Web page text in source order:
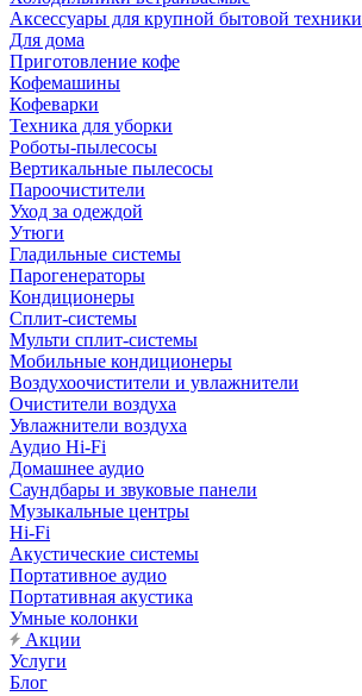
Аксессуары для крупной бытовой техники
Для дома
Приготовление кофе
Кофемашины
Кофеварки
Техника для уборки
Роботы-пылесосы
Вертикальные пылесосы
Пароочистители
Уход за одеждой
Утюги
Гладильные системы
Парогенераторы
Кондиционеры
Сплит-системы
Мульти сплит-системы
Мобильные кондиционеры
Воздухоочистители и увлажнители
Очистители воздуха
Увлажнители воздуха
Аудио Hi-Fi
Домашнее аудио
Саундбары и звуковые панели
Музыкальные центры
Hi-Fi
Акустические системы
Портативное аудио
Портативная акустика
Умные колонки
Акции
Услуги
Блог